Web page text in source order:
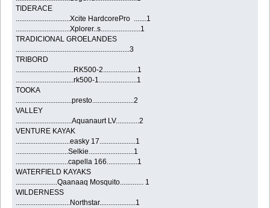
TIDERACE
..............................Xcite HardcorePro .......1
..............................Xplorer..s......................1
TRADICIONAL GROELANDES
...............................................................3
TRIBORD
................................RK500-2...................1
................................rk500-1.....................1
TOOKA
...............................presto.......................2
VALLEY
...............................Aquanaurt LV.............2
VENTURE KAYAK
..............................easky 17....................1
.............................Selkie.........................1
.............................capella 166.................1
WATERFIELD KAYAKS
.......................Qaanaaq Mosquito............. 1
WILDERNESS
..............................Northstar....................1